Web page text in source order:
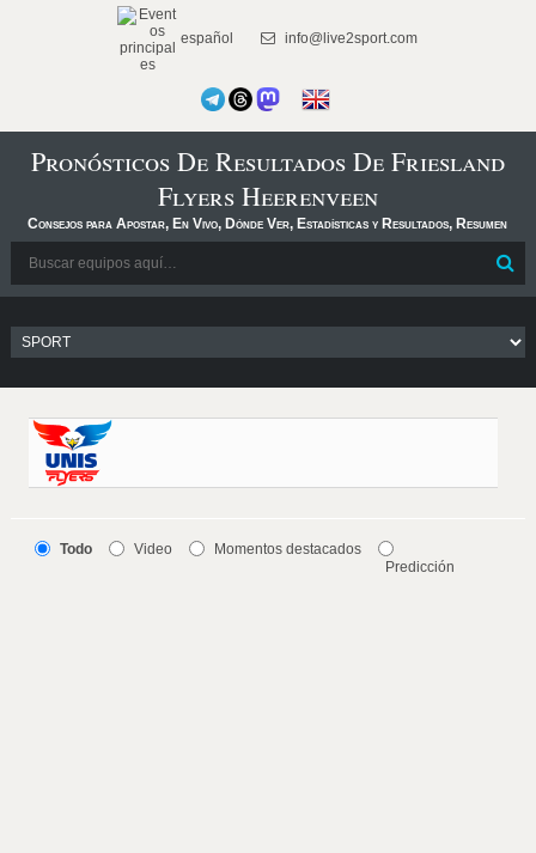
español info@live2sport.com
Pronósticos De Resultados De Friesland
Flyers Heerenveen
Consejos para Apostar, En Vivo, Dónde Ver, Estadísticas y Resultados, Resumen
Todo Video
Momentos destacados
Predicción